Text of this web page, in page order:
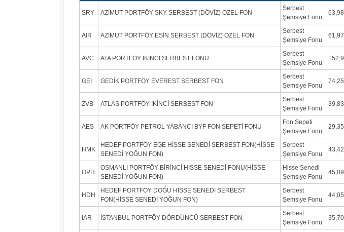
SRY AZİMUT PORTFÖY SKY SERBEST (DÖVİZ) ÖZEL FON
Serbest
Şemsiye Fonu
63,98
AIR AZİMUT PORTFÖY ESİN SERBEST (DÖVİZ) ÖZEL FON
Serbest
Şemsiye Fonu
61,97
AVC ATA PORTFÖY İKİNCİ SERBEST FONU
Serbest
Şemsiye Fonu
GEI GEDİK PORTFÖY EVEREST SERBEST FON
Serbest
Şemsiye Fonu
74,25
ZVB ATLAS PORTFÖY İKİNCİ SERBEST FON
Serbest
Şemsiye Fonu
39,83
AES AK PORTFÖY PETROL YABANCI BYF FON SEPETİ FONU
Fon Sepeti
Şemsiye Fonu
29,35
HMK
HEDEF PORTFÖY EGE HİSSE SENEDİ SERBEST FON(HİSSE
SENEDİ YOĞUN FON)
Serbest
Şemsiye Fonu
43,42
OPH
OSMANLI PORTFÖY BİRİNCİ HİSSE SENEDİ FONU(HİSSE
SENEDİ YOĞUN FON)
Hisse Senedi
Şemsiye Fonu
45,09
HDH
HEDEF PORTFÖY DOĞU HİSSE SENEDİ SERBEST
FON(HİSSE SENEDİ YOĞUN FON)
Serbest
Şemsiye Fonu
44,05
IAR İSTANBUL PORTFÖY DÖRDÜNCÜ SERBEST FON
Serbest
Şemsiye Fonu
35,70